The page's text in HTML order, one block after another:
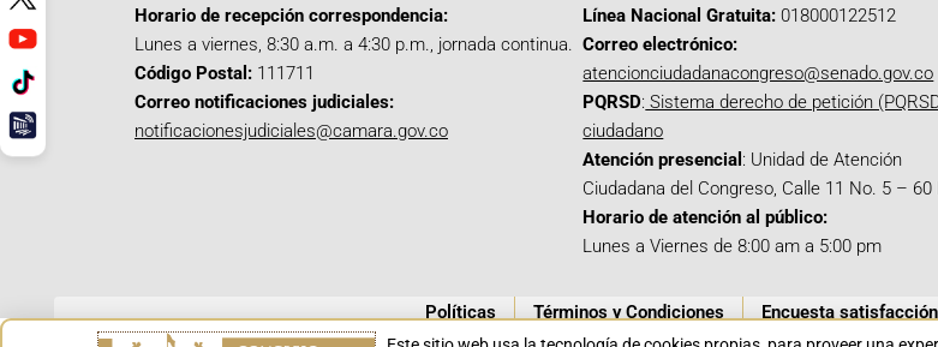
Horario de recepción correspondencia:
Lunes a viernes, 8:30 a.m. a 4:30 p.m., jornada continua.
Código Postal: 111711
Correo notificaciones judiciales:
notificacionesjudiciales@camara.gov.co
Línea Nacional Gratuita: 018000122512
Correo electrónico:
atencionciudadanacongreso@senado.gov.co
PQRSD: Sistema derecho de petición
ciudadano
Atención presencial : Unidad de Atención
Ciudadana del Congreso, Calle 11 No. 5 – 60
Horario de atención al público:
Lunes a Viernes de 8:00 am a 5:00 pm
Políticas Términos y Condiciones Encuesta